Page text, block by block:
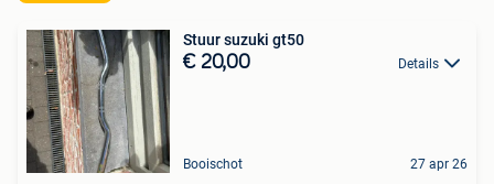
Stuur suzuki gt50
€ 20,00 Details
Booischot 27 apr 26